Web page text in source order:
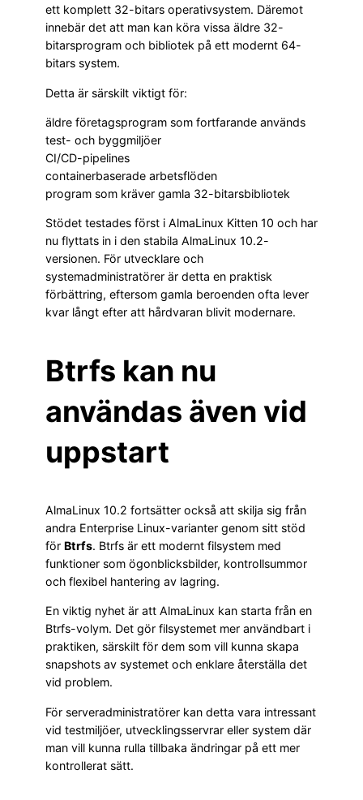
ett komplett 32-bitars operativsystem. Däremot
innebär det att man kan köra vissa äldre 32-
bitarsprogram och bibliotek på ett modernt 64-
bitars system.
Detta är särskilt viktigt för:
äldre företagsprogram som fortfarande används
test- och byggmiljöer
CI/CD-pipelines
containerbaserade arbetsflöden
program som kräver gamla 32-bitarsbibliotek
Stödet testades först i AlmaLinux Kitten 10 och har
nu flyttats in i den stabila AlmaLinux 10.2-
versionen. För utvecklare och
systemadministratörer är detta en praktisk
förbättring, eftersom gamla beroenden ofta lever
kvar långt efter att hårdvaran blivit modernare.
Btrfs kan nu
användas även vid
uppstart
AlmaLinux 10.2 fortsätter också att skilja sig från
andra Enterprise Linux-varianter genom sitt stöd
för Btrfs. Btrfs är ett modernt filsystem med
funktioner som ögonblicksbilder, kontrollsummor
och flexibel hantering av lagring.
En viktig nyhet är att AlmaLinux kan starta från en
Btrfs-volym. Det gör filsystemet mer användbart i
praktiken, särskilt för dem som vill kunna skapa
snapshots av systemet och enklare återställa det
vid problem.
För serveradministratörer kan detta vara intressant
vid testmiljöer, utvecklingsservrar eller system där
man vill kunna rulla tillbaka ändringar på ett mer
kontrollerat sätt.